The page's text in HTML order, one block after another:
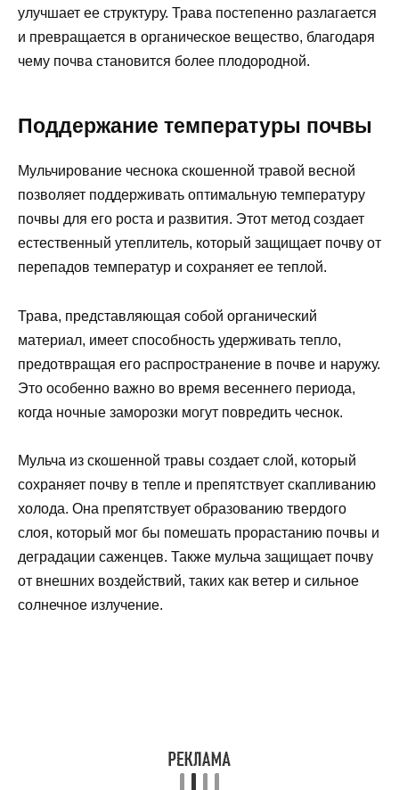
улучшает ее структуру. Трава постепенно разлагается
и превращается в органическое вещество, благодаря
чему почва становится более плодородной.
Поддержание температуры почвы
Мульчирование чеснока скошенной травой весной
позволяет поддерживать оптимальную температуру
почвы для его роста и развития. Этот метод создает
естественный утеплитель, который защищает почву от
перепадов температур и сохраняет ее теплой.
Трава, представляющая собой органический
материал, имеет способность удерживать тепло,
предотвращая его распространение в почве и наружу.
Это особенно важно во время весеннего периода,
когда ночные заморозки могут повредить чеснок.
Мульча из скошенной травы создает слой, который
сохраняет почву в тепле и препятствует скапливанию
холода. Она препятствует образованию твердого
слоя, который мог бы помешать прорастанию почвы и
деградации саженцев. Также мульча защищает почву
от внешних воздействий, таких как ветер и сильное
солнечное излучение.